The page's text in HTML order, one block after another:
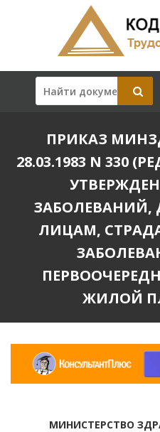
ПРИКАЗ
28.03.1983 N 330
ЛИЦАМ,
ЖИЛОЙ
МИНИСТЕРСТВО